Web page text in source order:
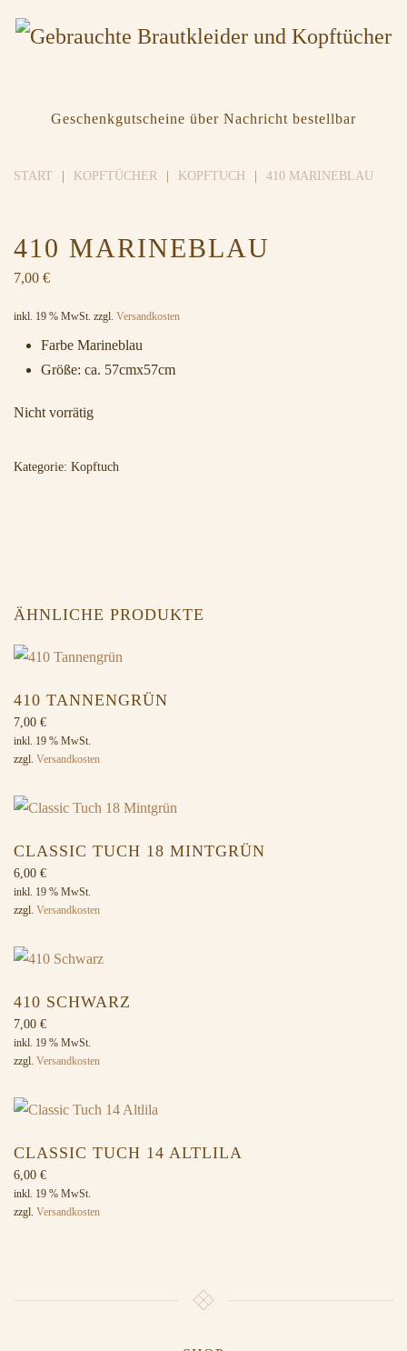
Geschenkgutscheine über Nachricht bestellbar
START KOPFTÜCHER KOPFTUCH 410 MARINEBLAU
410 MARINEBLAU
7,00 €
inkl. 19 % MwSt. zzgl. Versandkosten
Farbe Marineblau
Größe: ca. 57cmx57cm
Nicht vorrätig
Kategorie: Kopftuch
ÄHNLICHE PRODUKTE
410 TANNENGRÜN
7,00 €
inkl. 19 % MwSt.
zzgl. Versandkosten
CLASSIC TUCH 18 MINTGRÜN
6,00 €
inkl. 19 % MwSt.
zzgl. Versandkosten
410 SCHWARZ
7,00 €
inkl. 19 % MwSt.
zzgl. Versandkosten
CLASSIC TUCH 14 ALTLILA
6,00 €
inkl. 19 % MwSt.
zzgl. Versandkosten